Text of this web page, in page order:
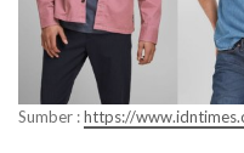
Sumber :https://